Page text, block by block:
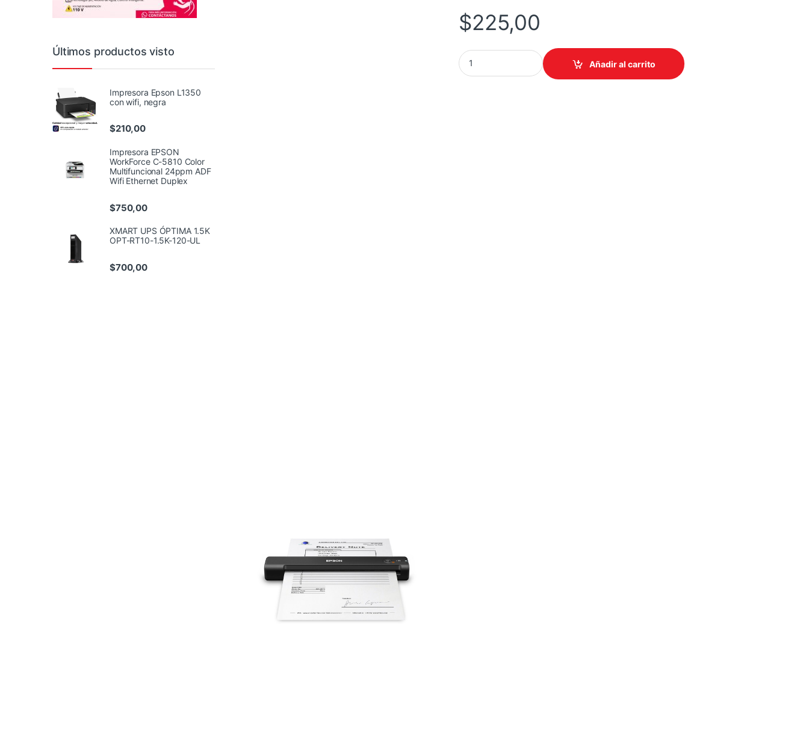
$225,00
ESCANER EPSON WORKFORCE ES-50 PORTATIL/VELOCIDAD DE ESCANEO 300 DPI
Añadir al carrito
Últimos productos visto
Impresora Epson L1350
con wifi, negra
$210,00
Impresora EPSON
WorkForce C-5810 Color
Multifuncional 24ppm ADF
Wifi Ethernet Duplex
$750,00
XMART UPS ÓPTIMA 1.5K
OPT-RT10-1.5K-120-UL
$700,00